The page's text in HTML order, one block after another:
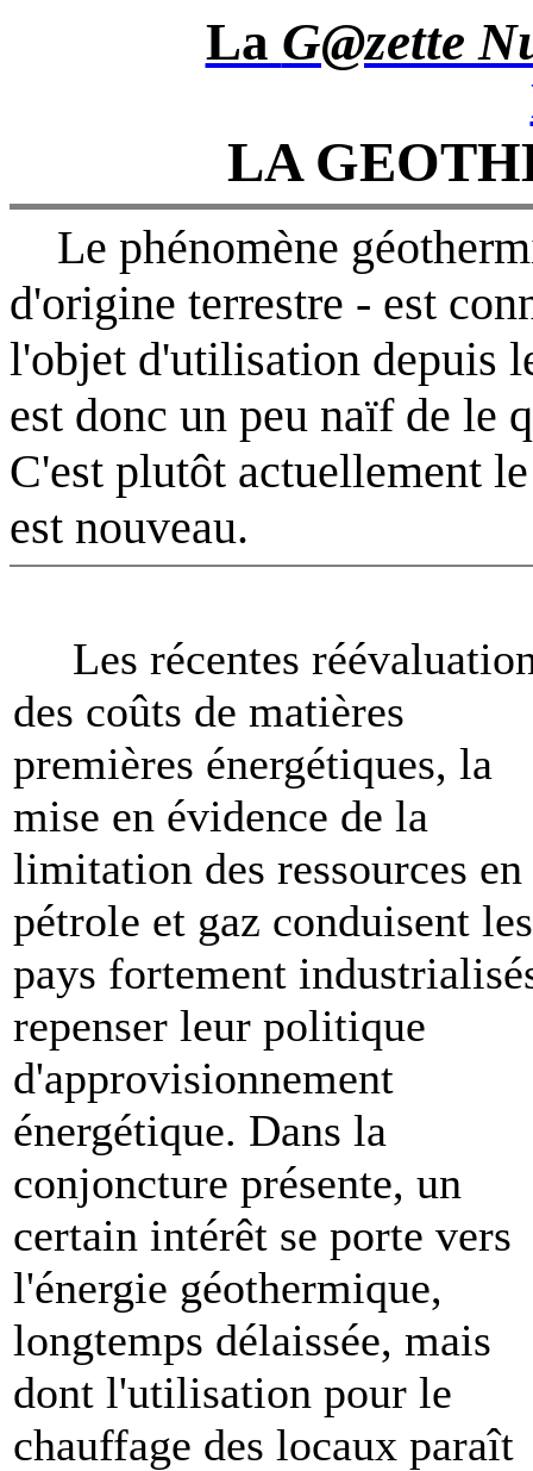
La G@zette
LA
Le phénomène
d'origine terrestre - est
l'objet d'utilisation depuis
est donc un peu naïf de le
C'est plutôt actuellement
est nouveau.
Les récentes
des coûts de matières
premières énergétiques, la
mise en évidence de la
limitation des ressources en
pétrole et gaz conduisent les
pays fortement
repenser leur politique
d'approvisionnement
énergétique. Dans la
conjoncture présente, un
certain intérêt se porte vers
l'énergie géothermique,
longtemps délaissée, mais
dont l'utilisation pour le
chauffage des locaux paraît